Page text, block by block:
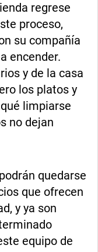
regrese
proceso,
su compañía
encender.
y de la casa
los platos y
limpiarse
no dejan
quedarse
que ofrecen
y ya son
equipo de